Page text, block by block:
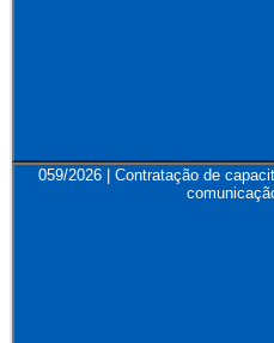
059/2026 | Contratação de